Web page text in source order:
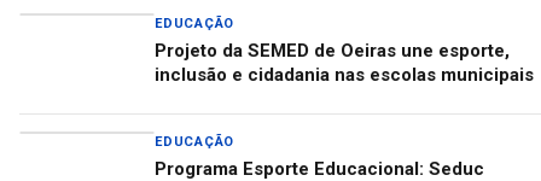
EDUCAÇÃO
Projeto da SEMED de Oeiras une esporte,
inclusão e cidadania nas escolas municipais
EDUCAÇÃO
Programa Esporte Educacional: Seduc